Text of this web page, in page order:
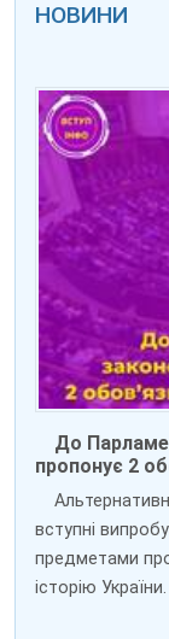
НОВИНИ
До
пропонує 2
вступні
предметами
історію України.